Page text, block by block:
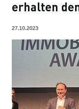
erhalten
27.10.2023